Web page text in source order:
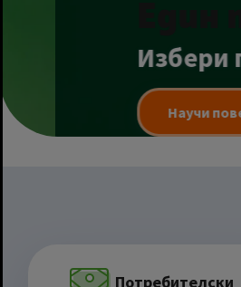
Eдин
Избери
Научи повече
Потребителски